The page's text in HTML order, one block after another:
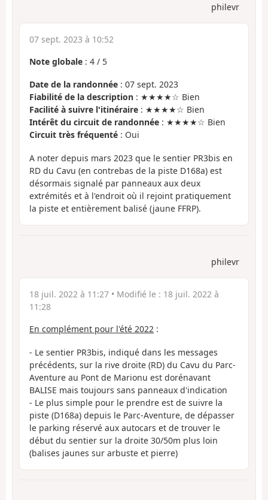
philevr
07 sept. 2023 à 10:52
Note globale : 4 / 5
Date de la randonnée : 07 sept. 2023
Fiabilité de la description : ★★★★☆ Bien
Facilité à suivre l'itinéraire : ★★★★☆ Bien
Intérêt du circuit de randonnée : ★★★★☆ Bien
Circuit très fréquenté : Oui
A noter depuis mars 2023 que le sentier PR3bis en
RD du Cavu (en contrebas de la piste D168a) est
désormais signalé par panneaux aux deux
extrémités et à l'endroit où il rejoint pratiquement
la piste et entièrement balisé (jaune FFRP).
philevr
18 juil. 2022 à 11:27 • Modifié le : 18 juil. 2022 à
11:28
En complément pour l'été 2022 :
- Le sentier PR3bis, indiqué dans les messages
précédents, sur la rive droite (RD) du Cavu du Parc-
Aventure au Pont de Marionu est dorénavant
BALISE mais toujours sans panneaux d'indication
- Le plus simple pour le prendre est de suivre la
piste (D168a) depuis le Parc-Aventure, de dépasser
le parking réservé aux autocars et de trouver le
début du sentier sur la droite 30/50m plus loin
(balises jaunes sur arbuste et pierre)